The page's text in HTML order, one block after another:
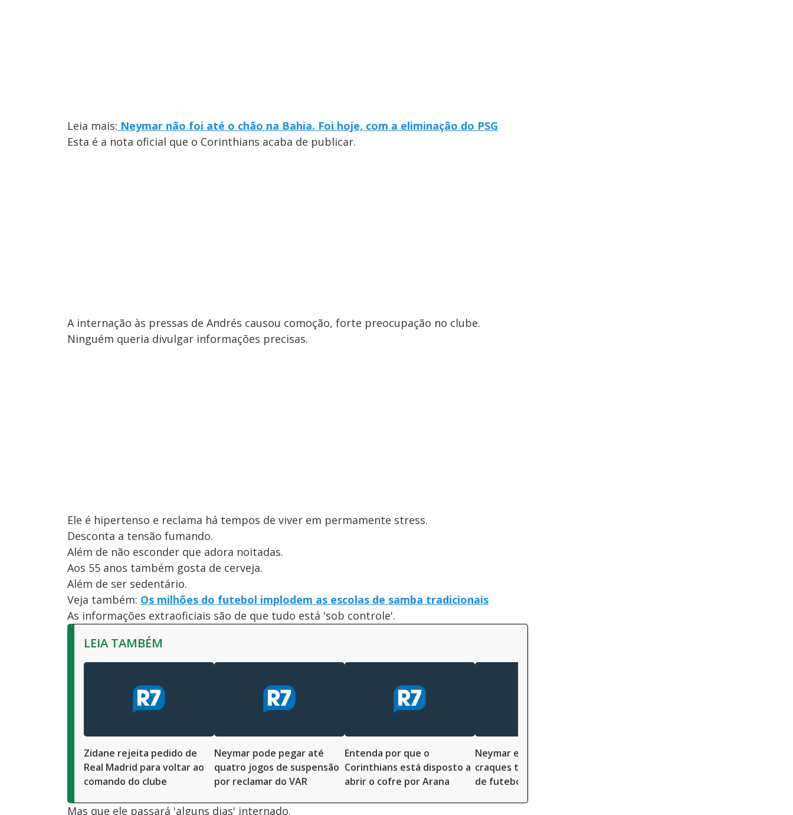
Leia mais: Neymar não foi até o chão na Bahia. Foi hoje, com a eliminação do PSG
Esta é a nota oficial que o Corinthians acaba de publicar.
A internação às pressas de Andrés causou comoção, forte preocupação no clube.
Ninguém queria divulgar informações precisas.
Ele é hipertenso e reclama há tempos de viver em permamente stress.
Desconta a tensão fumando.
Além de não esconder que adora noitadas.
Aos 55 anos também gosta de cerveja.
Além de ser sedentário.
Veja também: Os milhões do futebol implodem as escolas de samba tradicionais
As informações extraoficiais são de que tudo está 'sob controle'.
LEIA TAMBÉM
Zidane rejeita pedido de
Real Madrid para voltar ao
comando do clube
Neymar pode pegar até
quatro jogos de suspensão
por reclamar do VAR
Entenda por que o
Corinthians está disposto a
abrir o cofre por Arana
Neymar em números: o que
craques tinham com 10 anos
de futebol
Mas que ele passará 'alguns dias' internado.